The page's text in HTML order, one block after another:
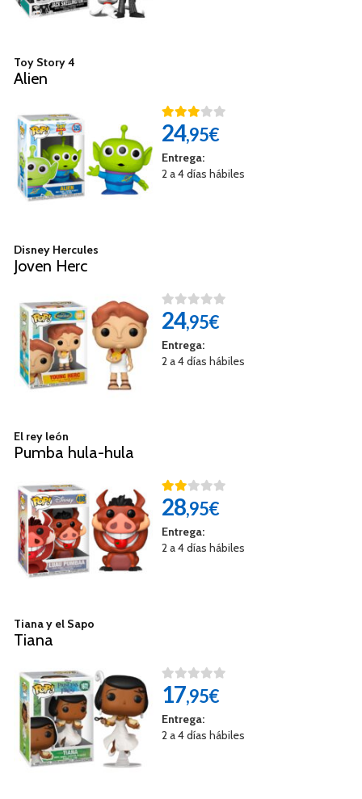
Toy Story 4
Alien
24,95€
Entrega:
2 a 4 días hábiles
Disney Hercules
Joven Herc
24,95€
Entrega:
2 a 4 días hábiles
El rey león
Pumba hula-hula
28,95€
Entrega:
2 a 4 días hábiles
Tiana y el Sapo
Tiana
17,95€
Entrega:
2 a 4 días hábiles